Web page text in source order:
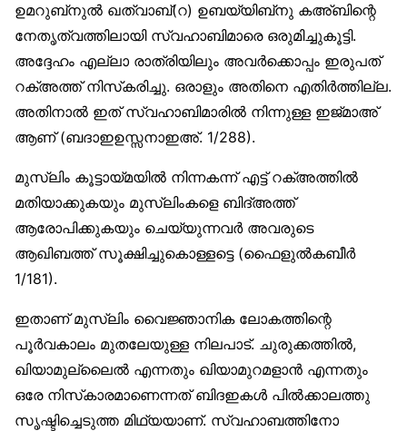
ഉമറുബ്‌നുല്‍ ഖത്വാബ്(റ) ഉബയ്യിബ്‌നു കഅ്ബിന്റെ
നേതൃത്വത്തിലായി സ്വഹാബിമാരെ ഒരുമിച്ചുകൂട്ടി.
അദ്ദേഹം എല്ലാ രാത്രിയിലും അവര്‍ക്കൊപ്പം ഇരുപത്
റക്അത്ത് നിസ്‌കരിച്ചു. ഒരാളും അതിനെ എതിര്‍ത്തില്ല.
അതിനാല്‍ ഇത് സ്വഹാബിമാരില്‍ നിന്നുള്ള ഇജ്മാഅ്
ആണ് (ബദാഇഉസ്സനാഇഅ്. 1/288).
മുസ്‌ലിം കൂട്ടായ്മയില്‍ നിന്നകന്ന് എട്ട് റക്അത്തില്‍
മതിയാക്കുകയും മുസ്‌ലിംകളെ ബിദ്അത്ത്
ആരോപിക്കുകയും ചെയ്യുന്നവര്‍ അവരുടെ
ആഖിബത്ത് സൂക്ഷിച്ചുകൊള്ളട്ടെ (ഫൈളുല്‍കബീര്‍
1/181).
ഇതാണ് മുസ്‌ലിം വൈജ്ഞാനിക ലോകത്തിന്റെ
പൂര്‍വകാലം മുതലേയുള്ള നിലപാട്. ചുരുക്കത്തില്‍,
ഖിയാമുല്ലൈല്‍ എന്നതും ഖിയാമുറമളാന്‍ എന്നതും
ഒരേ നിസ്‌കാരമാണെന്നത് ബിദഇകള്‍ പില്‍ക്കാലത്തു
സൃഷ്ടിച്ചെടുത്ത മിഥ്യയാണ്. സ്വഹാബത്തിനോ